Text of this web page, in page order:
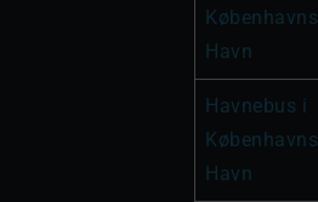
Københavns
Havn
Havnebus i
Københavns
Havn